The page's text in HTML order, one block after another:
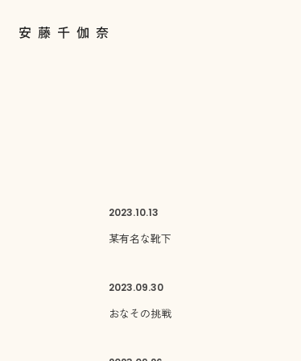
2023.10.13
某有名な靴下
2023.09.30
おなその挑戦